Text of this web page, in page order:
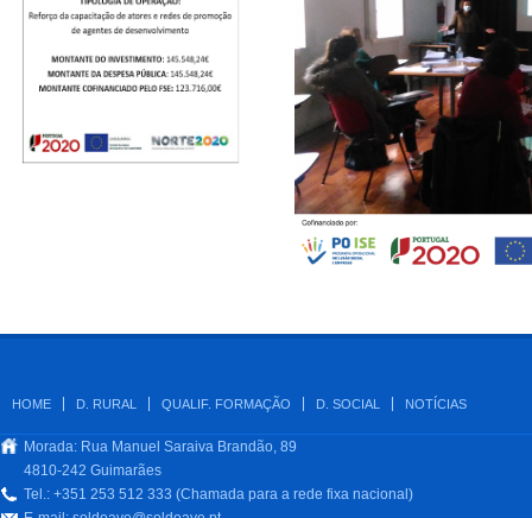
HOME D. RURAL QUALIF. FORMAÇÃO D. SOCIAL NOTÍCIAS
Morada: Rua Manuel Saraiva Brandão, 89
4810-242 Guimarães
Tel.: +351 253 512 333 (Chamada para a rede fixa nacional)